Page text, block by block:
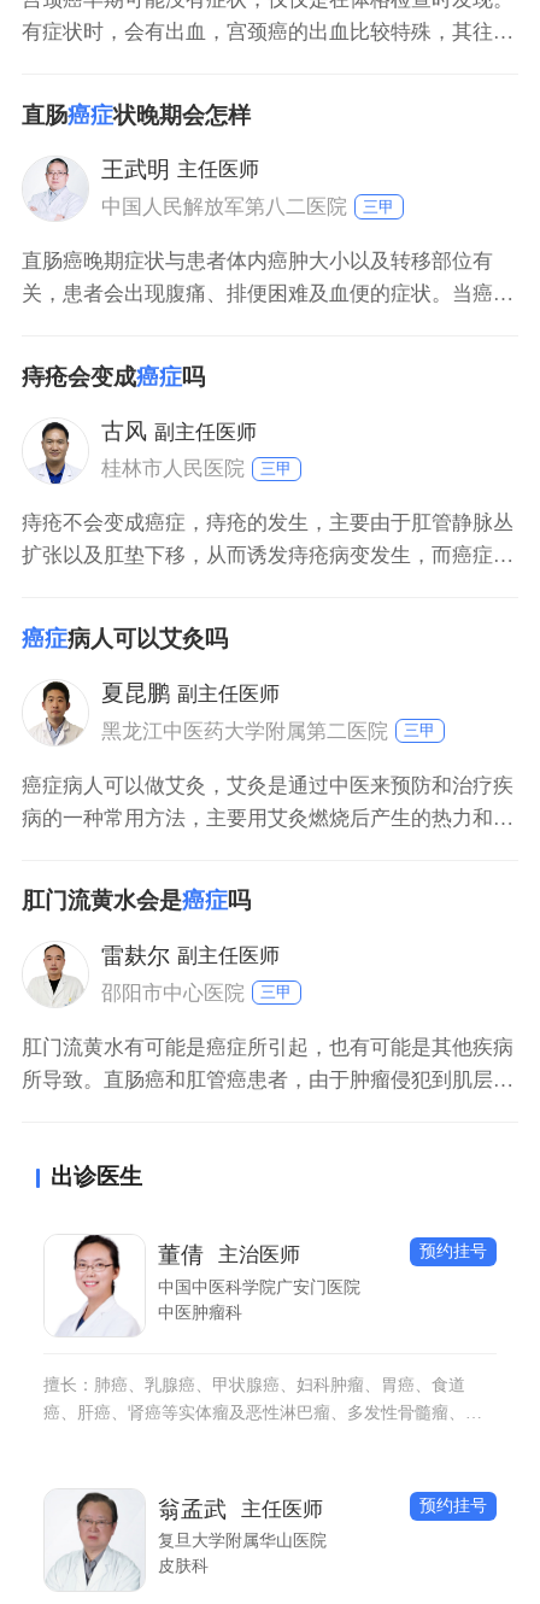
有症状时，会有出血，宫颈癌的出血比较特殊，其往往
样的东西流出来。当然宫颈癌到了晚期以后，症状会加
重，比如分泌物臭、疼痛等。
直肠癌症状晚期会怎样
王武明 主任医师
中国人民解放军第八二医院
三甲
直肠癌晚期症状与患者体内癌肿大小以及转移部位有
关，患者会出现腹痛、排便困难及血便的症状。当癌肿
吐、呕血等症状。当直肠癌癌肿转移到骨骼的时候，患
者会出现骨痛症状，严重的可出现病理性骨折和截瘫。
痔疮会变成癌症吗
古风 副主任医师
桂林市人民医院
三甲
痔疮不会变成癌症，痔疮的发生，主要由于肛管静脉丛
扩张以及肛垫下移，从而诱发痔疮病变发生，而癌症的
以痔疮不会演变为癌症。不过受痔疮病变影响，肛门部
位的组织长期受到慢性刺激，可能导致局部组织发生异
常增殖的问题，可能会提高肛门癌的发病几率。
癌症病人可以艾灸吗
夏昆鹏 副主任医师
黑龙江中医药大学附属第二医院
三甲
癌症病人可以做艾灸，艾灸是通过中医来预防和治疗疾
病的一种常用方法，主要用艾灸燃烧后产生的热力和药
大多虚弱，通过艾灸能治疗和促进血液循环、提高机体
抗病能力、有利于疾病恢复和起到预防感冒作用；另
外，艾灸还能减轻放化疗导致的多种不适；如果是做手
术后的患者，局部艾灸也能促进切口恢复。
肛门流黄水会是癌症吗
雷麸尔 副主任医师
邵阳市中心医院
三甲
肛门流黄水有可能是癌症所引起，也有可能是其他疾病
所导致。直肠癌和肛管癌患者，由于肿瘤侵犯到肌层，
另外，肛门流黄水也有可能是肛瘘所导致。肛瘘是细菌
痒。出现肛门流黄水症状，患者需要及时前往医院就
诊，明
出诊医生
董倩 主治医师
中国中医科学院广安门医院
中医肿瘤科
预约挂号
擅长：肺癌、乳腺癌、甲状腺癌、妇科肿瘤、胃癌、食道
癌、肝癌、肾癌等实体瘤及恶性淋巴瘤、多发性骨髓瘤、白
（如糖尿病、冠心病、高血压病、慢性肾病等）的中医调
养。
翁孟武 主任医师
复旦大学附属华山医院
皮肤科
预约挂号